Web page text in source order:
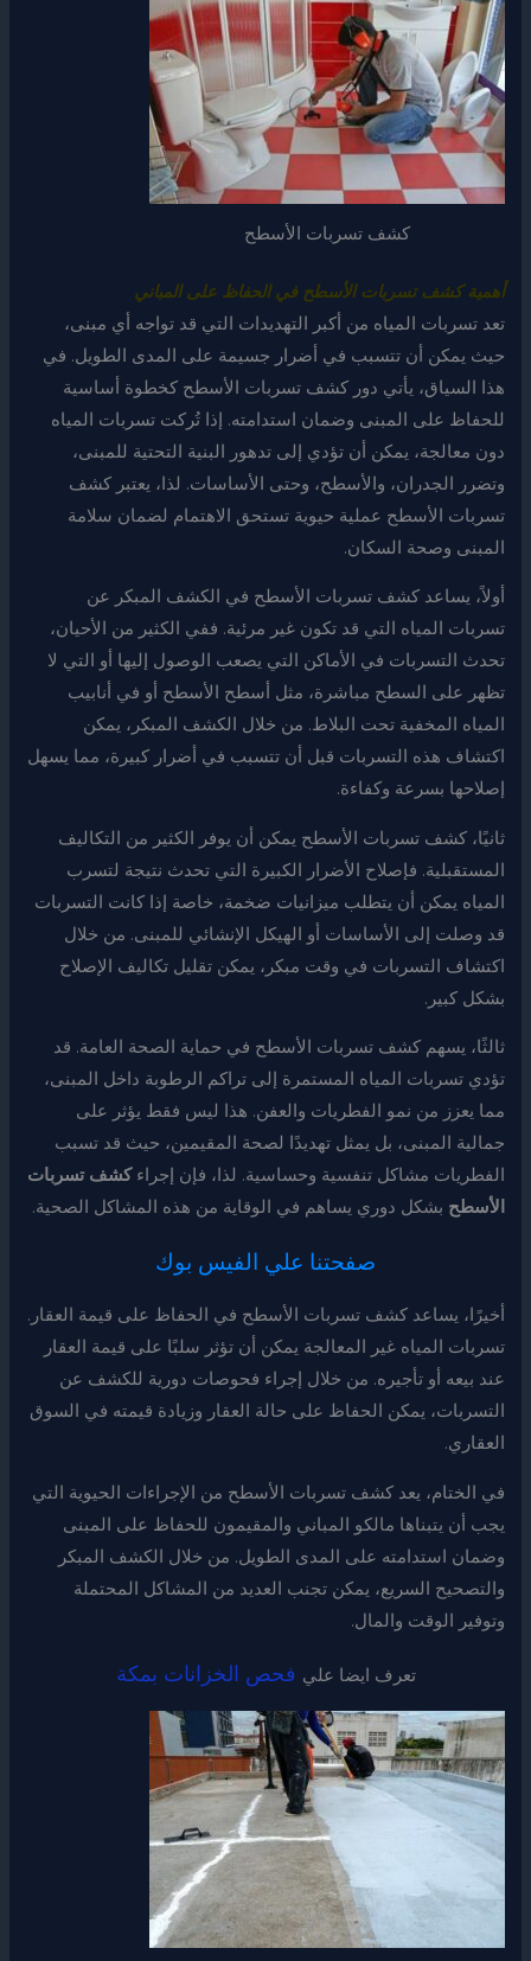
كشف تسربات الأسطح
أهمية كشف تسربات الأسطح في الحفاظ على المباني
تعد تسربات المياه من أكبر التهديدات التي قد تواجه أي مبنى،
حيث يمكن أن تتسبب في أضرار جسيمة على المدى الطويل. في
هذا السياق، يأتي دور كشف تسربات الأسطح كخطوة أساسية
للحفاظ على المبنى وضمان استدامته. إذا تُركت تسربات المياه
دون معالجة، يمكن أن تؤدي إلى تدهور البنية التحتية للمبنى،
وتضرر الجدران، والأسطح، وحتى الأساسات. لذا، يعتبر كشف
تسربات الأسطح عملية حيوية تستحق الاهتمام لضمان سلامة
المبنى وصحة السكان.
أولاً، يساعد كشف تسربات الأسطح في الكشف المبكر عن
تسربات المياه التي قد تكون غير مرئية. ففي الكثير من الأحيان،
تحدث التسربات في الأماكن التي يصعب الوصول إليها أو التي لا
تظهر على السطح مباشرة، مثل أسطح الأسطح أو في أنابيب
المياه المخفية تحت البلاط. من خلال الكشف المبكر، يمكن
اكتشاف هذه التسربات قبل أن تتسبب في أضرار كبيرة، مما يسهل
إصلاحها بسرعة وكفاءة.
ثانيًا، كشف تسربات الأسطح يمكن أن يوفر الكثير من التكاليف
المستقبلية. فإصلاح الأضرار الكبيرة التي تحدث نتيجة لتسرب
المياه يمكن أن يتطلب ميزانيات ضخمة، خاصة إذا كانت التسربات
قد وصلت إلى الأساسات أو الهيكل الإنشائي للمبنى. من خلال
اكتشاف التسربات في وقت مبكر، يمكن تقليل تكاليف الإصلاح
بشكل كبير.
ثالثًا، يسهم كشف تسربات الأسطح في حماية الصحة العامة. قد
تؤدي تسربات المياه المستمرة إلى تراكم الرطوبة داخل المبنى،
مما يعزز من نمو الفطريات والعفن. هذا ليس فقط يؤثر على
جمالية المبنى، بل يمثل تهديدًا لصحة المقيمين، حيث قد تسبب
الفطريات مشاكل تنفسية وحساسية. لذا، فإن إجراءكشف تسربات
الأسطح بشكل دوري يساهم في الوقاية من هذه المشاكل الصحية.
صفحتنا علي الفيس بوك
أخيرًا، يساعد كشف تسربات الأسطح في الحفاظ على قيمة العقار.
تسربات المياه غير المعالجة يمكن أن تؤثر سلبًا على قيمة العقار
عند بيعه أو تأجيره. من خلال إجراء فحوصات دورية للكشف عن
التسربات، يمكن الحفاظ على حالة العقار وزيادة قيمته في السوق
العقاري.
في الختام، يعد كشف تسربات الأسطح من الإجراءات الحيوية التي
يجب أن يتبناها مالكو المباني والمقيمون للحفاظ على المبنى
وضمان استدامته على المدى الطويل. من خلال الكشف المبكر
والتصحيح السريع، يمكن تجنب العديد من المشاكل المحتملة
وتوفير الوقت والمال.
تعرف ايضا علي فحص الخزانات بمكة